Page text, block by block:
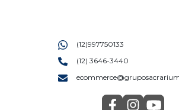
(12)997750133
(12) 3646-3440